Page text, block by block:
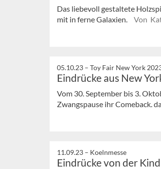
Das liebevoll gestaltete
mit in ferne Galaxien.
Von
05.10.23 – Toy Fair New York
Eindrücke aus New
Vom 30. September bis 3.
Zwangspause ihr Comeback.
11.09.23 – Koelnmesse
Eindrücke von der